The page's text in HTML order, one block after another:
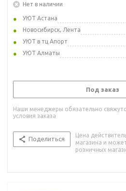
Нет в наличии
УЮТ Астана
Новосибирск, Лента
УЮТ в тц Апорт
УЮТ Алматы
Под заказ
Наши менеджеры обязательно
условия заказа
Поделиться
Цена
магазина и
розничных